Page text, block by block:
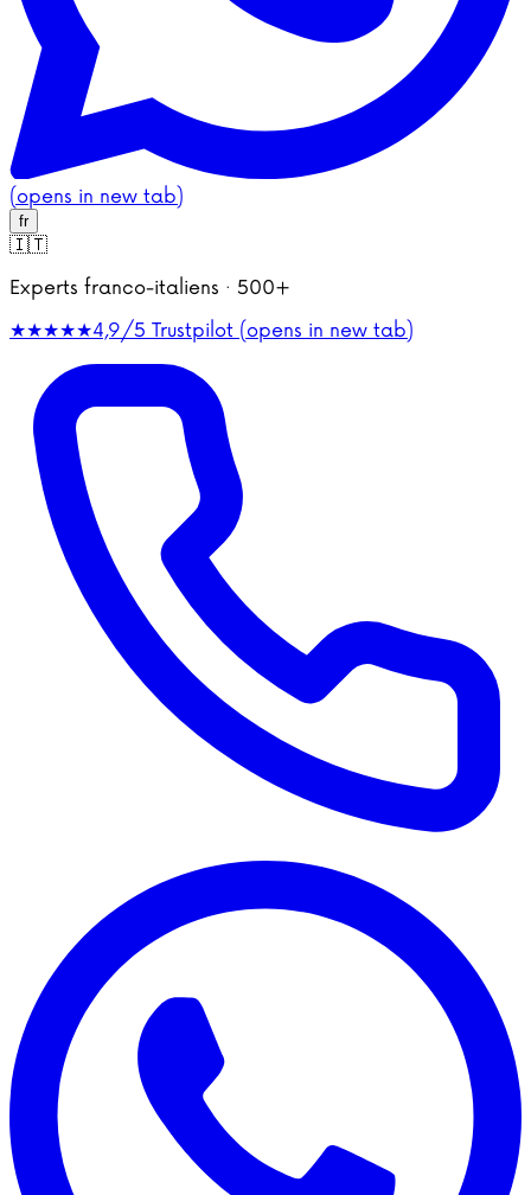
(opens in new tab)
fr
🇮🇹
Experts franco-italiens · 500+
★★★★★4,9/5 Trustpilot (opens in new tab)